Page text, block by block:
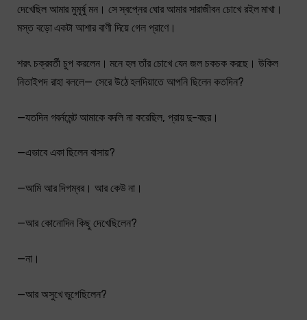
দেখেছিল আমার মুমূর্ষু মন। সে স্বপ্নের ঘোর আমার সারাজীবন চোখে রইল মাখা।
মস্ত বড়ো একটা আশার বাণী দিয়ে গেল প্রাণে।
শরৎ চক্রবর্তী চুপ করলেন। মনে হল তাঁর চোখে যেন জল চকচক করছে। উকিল
নিতাইপদ রাহা বললে— সেরে উঠে হলদিয়াতে আপনি ছিলেন কতদিন?
—যতদিন গবর্নমেন্ট আমাকে বদলি না করেছিল, প্রায় দু-বছর।
—এভাবে একা ছিলেন বাসায়?
—আমি আর দিগম্বর। আর কেউ না।
—আর কোনোদিন কিছু দেখেছিলেন?
—না।
—আর অসুখে ভুগেছিলেন?